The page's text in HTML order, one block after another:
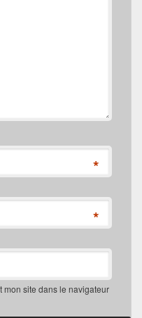
*
*
mon site dans le navigateur